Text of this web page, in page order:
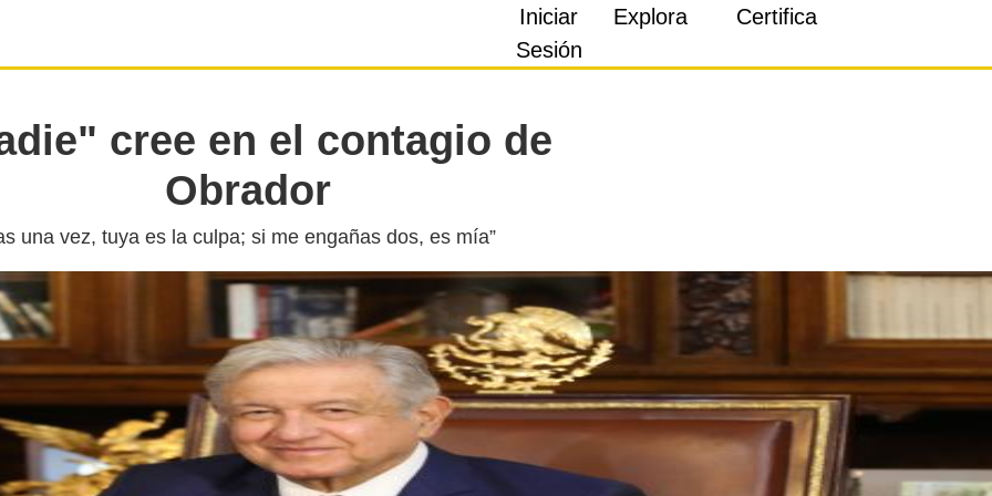
Iniciar
Sesión
Explora Certifica
cree en el contagio de
Obrador